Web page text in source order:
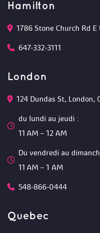
Hamilton
1786 Stone Church Rd
647-332-3111
London
124 Dundas St, London,
du lundi au jeudi :
11 AM – 12 AM
Du vendredi au
11 AM – 1 AM
548-866-0444
Quebec